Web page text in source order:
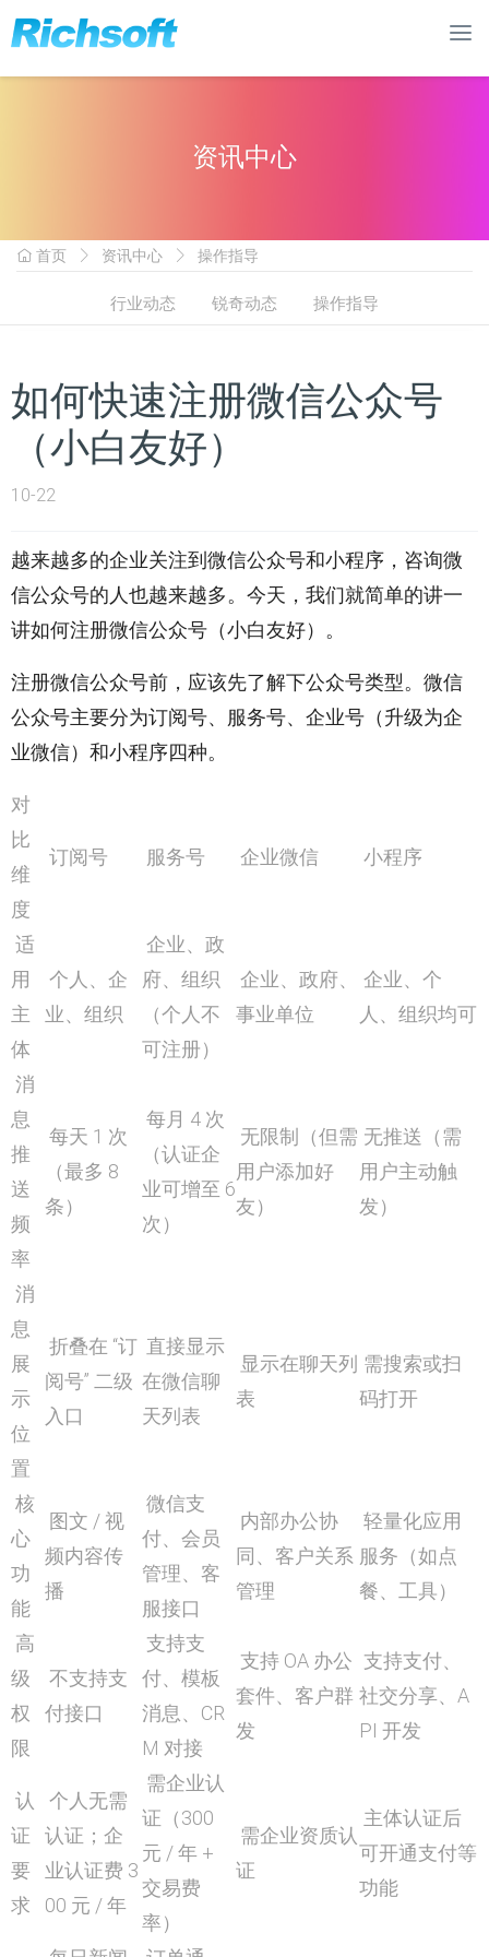
资讯中心
首页 资讯中心 操作指导
行业动态 锐奇动态 操作指导
如何快速注册微信公众号
（小白友好）
10-22
越来越多的企业关注到微信公众号和小程序，咨询微
信公众号的人也越来越多。今天，我们就简单的讲一
讲如何注册微信公众号（小白友好）。
注册微信公众号前，应该先了解下公众号类型。微信
公众号主要分为订阅号、服务号、企业号（升级为企
业微信）和小程序四种。
对
比
维
度
订阅号 服务号 企业微信 小程序
适
用
主
体
个人、企
业、组织
企业、政
府、组织
（个人不
可注册）
企业、政府、
事业单位
企业、个
人、组织均可
消
息
推
送
频
率
每天 1 次
（最多 8
条）
每月 4 次
（认证企
业可增至 6
次）
无限制（但需
用户添加好
友）
无推送（需
用户主动触
发）
消
息
展
示
位
置
折叠在 “订
阅号” 二级
入口
直接显示
在微信聊
天列表
显示在聊天列
表
需搜索或扫
码打开
核
心
功
能
图文 / 视
频内容传
播
微信支
付、会员
管理、客
服接口
内部办公协
同、客户关系
管理
轻量化应用
服务（如点
餐、工具）
高
级
权
限
不支持支
付接口
支持支
付、模板
消息、CR
M 对接
支持 OA 办公
套件、客户群
发
支持支付、
社交分享、A
PI 开发
认
证
要
求
个人无需
认证；企
业认证费 3
00 元 / 年
需企业认
证（300
元 / 年 +
交易费
率）
需企业资质认
证
主体认证后
可开通支付等
功能